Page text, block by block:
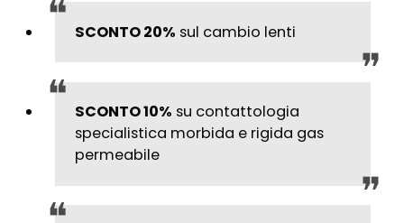
SCONTO 20% sul cambio lenti
SCONTO 10% su contattologia
specialistica morbida e rigida gas
permeabile